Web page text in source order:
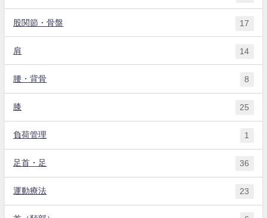
股関節・骨盤 17
肩 14
腰・背骨 8
膝 25
負荷管理 1
足首・足 36
運動療法 23